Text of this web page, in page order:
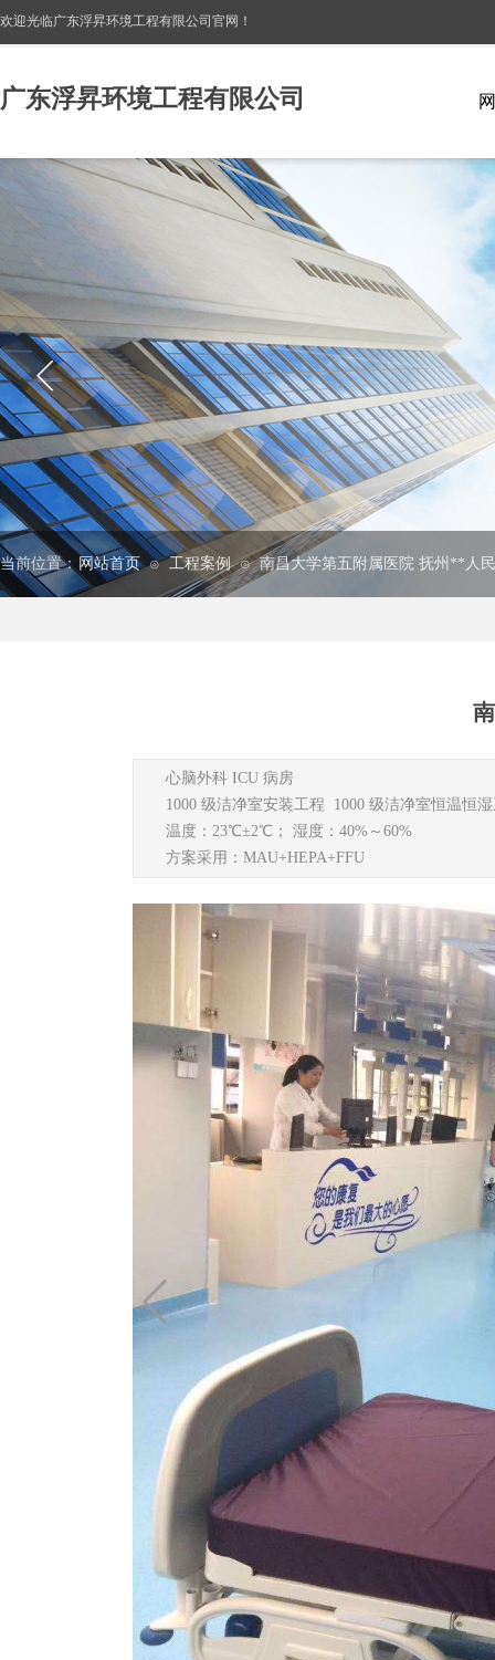
欢迎光临广东浮昇环境工程有限公司 官网！
广东浮昇环境工程有限公司
当前位置： 网站首页 ⊙ 工程案例 ⊙ 南昌大学第五附属医院 抚州**人
心脑外科 ICU 病房
1000 级洁净室安装工程 1000 级洁净室恒温恒
温度：23℃±2℃； 湿度：40%～60%
方案采用：MAU+HEPA+FFU